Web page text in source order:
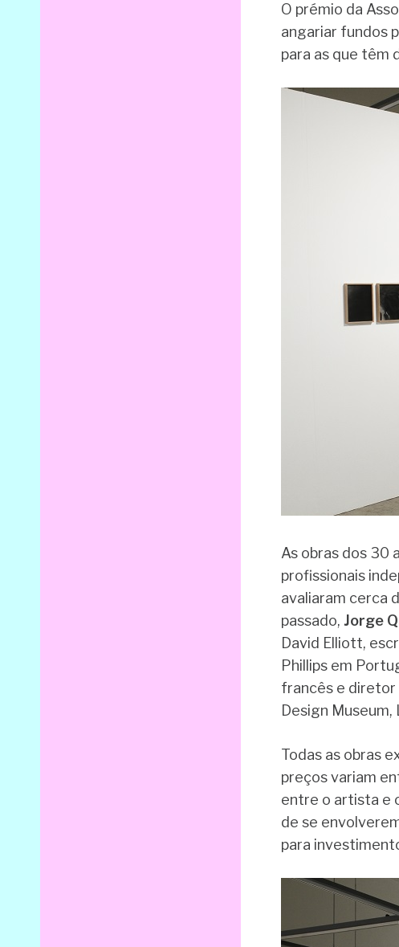
O prémio da
angariar fundos
para as que têm
As obras dos 30
profissionais
avaliaram cerca
passado, Jorge
David Elliott,
Phillips em
francês e diretor
Design Museum,
Todas as obras
preços variam
entre o artista e
de se
para